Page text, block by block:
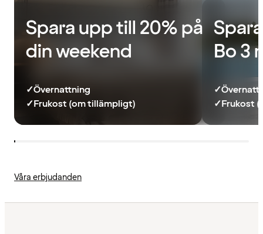
Spara upp till 20% på
din weekend
✓Övernattning
✓Frukost (om tillämpligt)
Bo 3
✓
✓Frukost
Våra erbjudanden